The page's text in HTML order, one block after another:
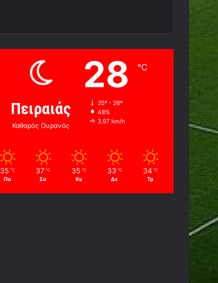
Πειραιάς
Καθαρός Ουρανός
28 ℃
35º - 26º
48%
3.97 km/h
35 ℃
Πα
37 ℃
Σα
35 ℃
Κυ
33 ℃
Δε
34 ℃
Τρ